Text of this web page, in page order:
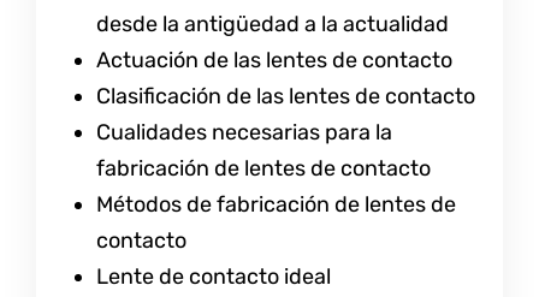
desde la antigüedad a la actualidad
Actuación de las lentes de contacto
Clasificación de las lentes de contacto
Cualidades necesarias para la
fabricación de lentes de contacto
Métodos de fabricación de lentes de
contacto
Lente de contacto ideal